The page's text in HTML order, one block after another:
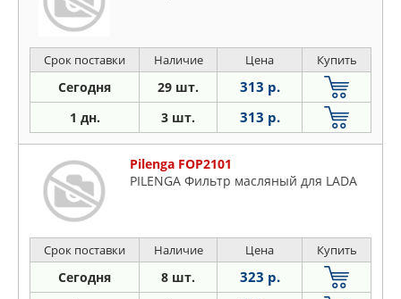
Срок поставки Наличие Цена Купить
Сегодня 29 шт. 313 р.
1 дн. 3 шт. 313 р.
Pilenga FOP2101
PILENGA Фильтр масляный для LADA
Срок поставки Наличие Цена Купить
Сегодня 8 шт. 323 р.